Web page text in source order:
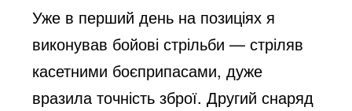
Уже в перший день на позиціях я
виконував бойові стрільби — стріляв
касетними боєприпасами, дуже
вразила точність зброї. Другий снаряд